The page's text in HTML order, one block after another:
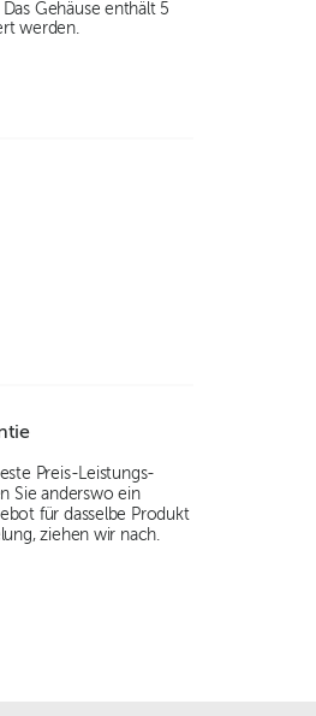
Gehäuse enthält 5
werden.
Preis-Leistungs-
Sie anderswo ein
für dasselbe Produkt
ziehen wir nach.